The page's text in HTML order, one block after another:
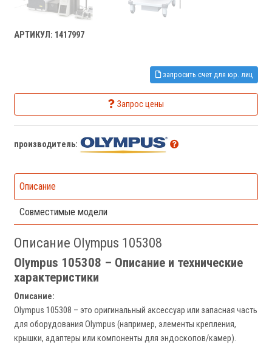
АРТИКУЛ: 1417997
запросить счет для юр. лиц
Запрос цены
производитель:
Описание
Совместимые модели
Описание Olympus 105308
Olympus 105308 – Описание и технические
характеристики
Описание:
Olympus 105308 – это оригинальный аксессуар или запасная часть
для оборудования Olympus (например, элементы крепления,
крышки, адаптеры или компоненты для эндоскопов/камер).